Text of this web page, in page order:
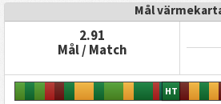
Mål
2.91
Mål / Match
HT